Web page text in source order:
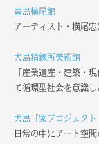
豊島横尾館
アーティスト・横尾
犬島精鍊所美術館
「産業遺産・建築・
て循環型社会を意識し
犬島「家プロジェクト
日常の中にアート空